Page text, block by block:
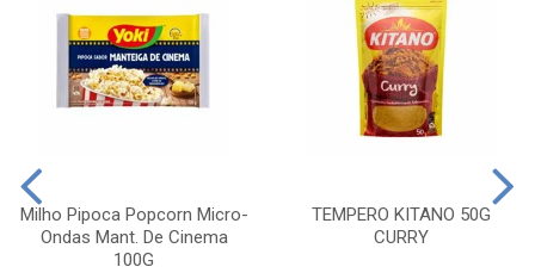
Milho Pipoca Popcorn Micro-
Ondas Mant. De Cinema
100G
TEMPERO KITANO 50G
CURRY